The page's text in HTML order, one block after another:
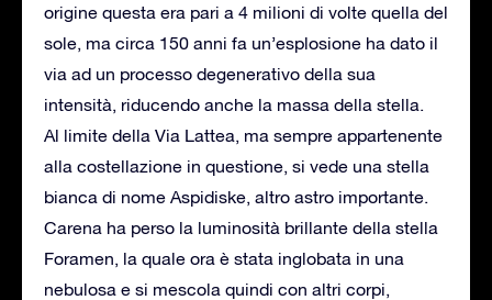
origine questa era pari a 4 milioni di volte quella del
sole, ma circa 150 anni fa un’esplosione ha dato il
via ad un processo degenerativo della sua
intensità, riducendo anche la massa della stella.
Al limite della Via Lattea, ma sempre appartenente
alla costellazione in questione, si vede una stella
bianca di nome Aspidiske, altro astro importante.
Carena ha perso la luminosità brillante della stella
Foramen, la quale ora è stata inglobata in una
nebulosa e si mescola quindi con altri corpi,